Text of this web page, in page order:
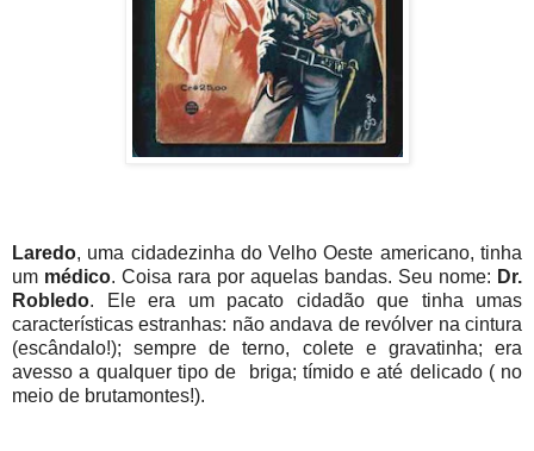
Laredo, uma cidadezinha do Velho Oeste americano, tinha
um médico. Coisa rara por aquelas bandas. Seu nome: Dr.
Robledo. Ele era um pacato cidadão que tinha umas
características estranhas: não andava de revólver na cintura
(escândalo!); sempre de terno, colete e gravatinha; era
avesso a qualquer tipo de briga; tímido e até delicado ( no
meio de brutamontes!).